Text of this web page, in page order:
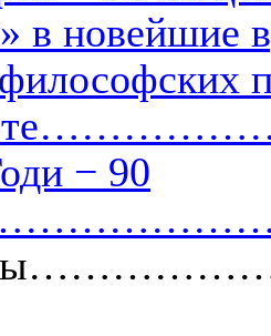
в
− 90